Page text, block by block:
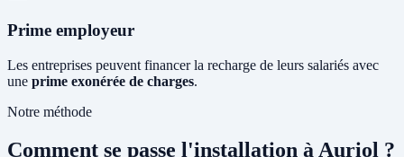
Prime employeur
Les entreprises peuvent financer la recharge de leurs salariés avec
une prime exonérée de charges.
Notre méthode
Comment se passe l'installation à Auriol ?